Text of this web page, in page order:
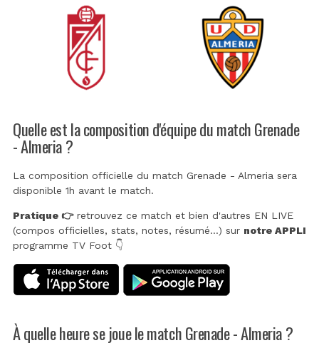
Quelle est la composition d'équipe du match Grenade
- Almeria ?
La composition officielle du match Grenade - Almeria sera
disponible 1h avant le match.
Pratique 👉retrouvez ce match et bien d'autres EN LIVE
(compos officielles, stats, notes, résumé...) sur notre APPLI
programme TV Foot 👇
À quelle heure se joue le match Grenade - Almeria ?